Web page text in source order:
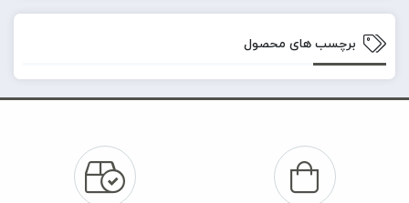
برچسب های محصول